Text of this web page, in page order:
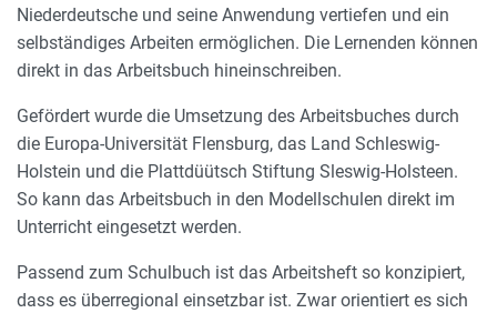
Niederdeutsche und seine Anwendung vertiefen und ein
selbständiges Arbeiten ermöglichen. Die Lernenden können
direkt in das Arbeitsbuch hineinschreiben.
Gefördert wurde die Umsetzung des Arbeitsbuches durch
die Europa-Universität Flensburg, das Land Schleswig-
Holstein und die Plattdüütsch Stiftung Sleswig-Holsteen.
So kann das Arbeitsbuch in den Modellschulen direkt im
Unterricht eingesetzt werden.
Passend zum Schulbuch ist das Arbeitsheft so konzipiert,
dass es überregional einsetzbar ist. Zwar orientiert es sich